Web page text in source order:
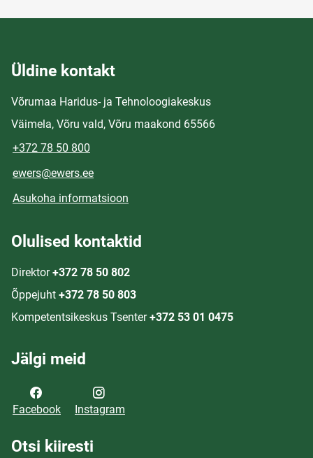
Üldine kontakt
Võrumaa Haridus- ja Tehnoloogiakeskus
Väimela, Võru vald, Võru maakond 65566
+372 78 50 800
ewers@ewers.ee
Asukoha informatsioon
Olulised kontaktid
Direktor +372 78 50 802
Õppejuht +372 78 50 803
Kompetentsikeskus Tsenter +372 53 01 0475
Jälgi meid
Facebook Instagram
Otsi kiiresti